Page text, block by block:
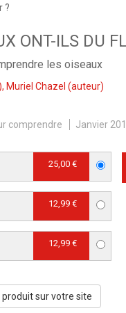
?
ONT-ILS DU
les oiseaux
Muriel Chazel (auteur)
comprendre Janvier
25,00 €
12,99 €
12,99 €
sur votre site